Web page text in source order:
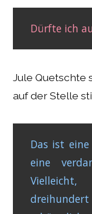
Dürfte ich
Jule Quetschte
auf der Stelle
Das ist
eine
Vielleicht,